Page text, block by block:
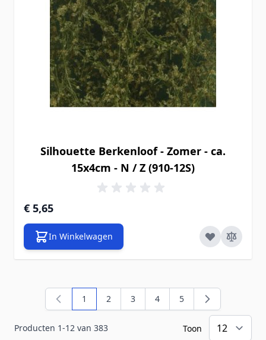
Silhouette Berkenloof - Zomer - ca.
15x4cm - N / Z (910-12S)
€ 5,65
In Winkelwagen
Producten 1-12 van 383
U lees momenteel pagina
1 Pagina
2 Pagina
3 Pagina
4 Pagina
5
Toon